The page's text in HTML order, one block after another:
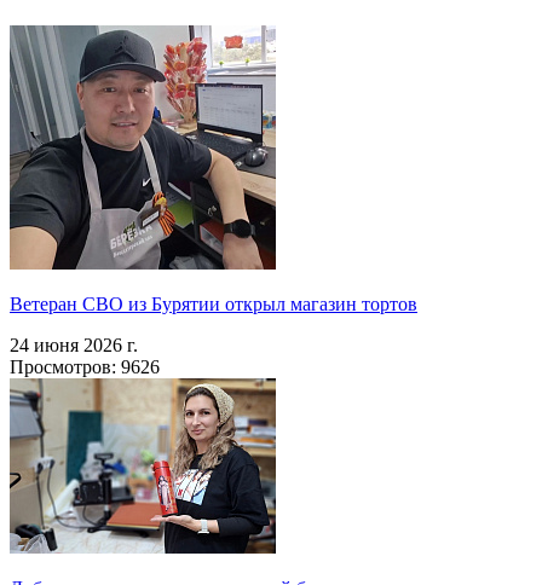
Ветеран СВО из Бурятии открыл магазин тортов
24 июня 2026 г.
Просмотров: 9626